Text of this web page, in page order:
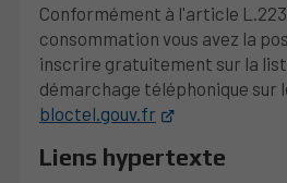
Conformément à l'article
consommation vous avez la
inscrire gratuitement sur la
démarchage téléphonique sur
bloctel.gouv.fr
Liens hypertexte